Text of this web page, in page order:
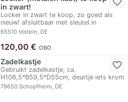
in zwart!
Locker in zwart te koop, zo goed als
nieuw! afsluitbaar met sleutel in
hoogte…
65510 Idstein, DE
120,00 € OBO
Zadelkastje
Gebruikt zadelkastje, ca.
H106,5*B59,5*D55cm, deurtje iets krom
maar werkt, nieuw slot…
79650 Schopfheim, DE
favorite_border